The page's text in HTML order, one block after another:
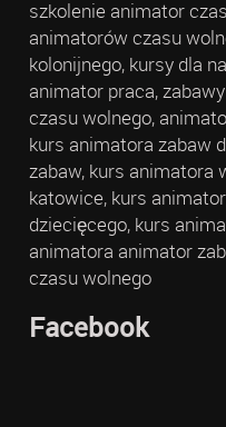
szkolenie animator
animatorów czasu
kolonijnego, kursy dla
animator praca,
czasu wolnego,
kurs animatora zabaw
zabaw, kurs animatora
katowice, kurs
dziecięcego, kurs
animatora animator
czasu wolnego
Facebook